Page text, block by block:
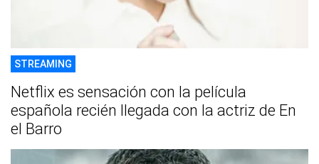
STREAMING
Netflix es sensación con la película
española recién llegada con la actriz de En
el Barro